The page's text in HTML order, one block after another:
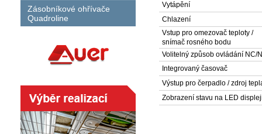
Zásobníkové ohřívače
Quadroline
Vytápění
Chlazení
Vstup pro omezovač teploty /
snímač rosného bodu
Volitelný způsob ovládání NC/
Integrovaný časovač
Výstup pro čerpadlo / zdroj
Zobrazení stavu na LED